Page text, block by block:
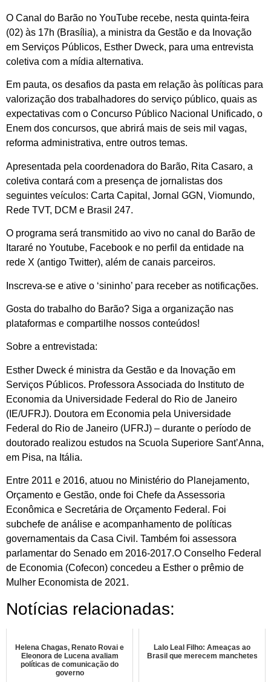
O Canal do Barão no YouTube recebe, nesta quinta-feira
(02) às 17h (Brasília), a ministra da Gestão e da Inovação
em Serviços Públicos, Esther Dweck, para uma entrevista
coletiva com a mídia alternativa.
Em pauta, os desafios da pasta em relação às políticas para
valorização dos trabalhadores do serviço público, quais as
expectativas com o Concurso Público Nacional Unificado, o
Enem dos concursos, que abrirá mais de seis mil vagas,
reforma administrativa, entre outros temas.
Apresentada pela coordenadora do Barão, Rita Casaro, a
coletiva contará com a presença de jornalistas dos
seguintes veículos: Carta Capital, Jornal GGN, Viomundo,
Rede TVT, DCM e Brasil 247.
O programa será transmitido ao vivo no canal do Barão de
Itararé no Youtube, Facebook e no perfil da entidade na
rede X (antigo Twitter), além de canais parceiros.
Inscreva-se e ative o ‘sininho’ para receber as notificações.
Gosta do trabalho do Barão? Siga a organização nas
plataformas e compartilhe nossos conteúdos!
Sobre a entrevistada:
Esther Dweck é ministra da Gestão e da Inovação em
Serviços Públicos. Professora Associada do Instituto de
Economia da Universidade Federal do Rio de Janeiro
(IE/UFRJ). Doutora em Economia pela Universidade
Federal do Rio de Janeiro (UFRJ) – durante o período de
doutorado realizou estudos na Scuola Superiore Sant’Anna,
em Pisa, na Itália.
Entre 2011 e 2016, atuou no Ministério do Planejamento,
Orçamento e Gestão, onde foi Chefe da Assessoria
Econômica e Secretária de Orçamento Federal. Foi
subchefe de análise e acompanhamento de políticas
governamentais da Casa Civil. Também foi assessora
parlamentar do Senado em 2016-2017.O Conselho Federal
de Economia (Cofecon) concedeu a Esther o prêmio de
Mulher Economista de 2021.
Notícias relacionadas:
Helena Chagas, Renato Rovai e
Eleonora de Lucena avaliam
políticas de comunicação do
governo
Lalo Leal Filho: Ameaças ao
Brasil que merecem manchetes